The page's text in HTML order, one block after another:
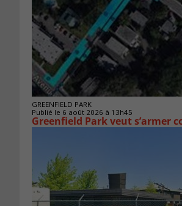
GREENFIELD PARK
Publié le 6 août 2026 à 13h45
Greenfield Park